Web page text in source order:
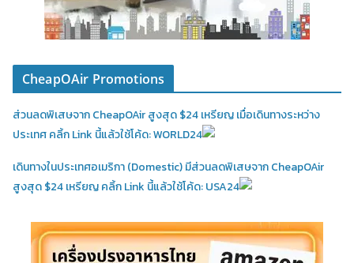
CheapOAir Promotions
ส่วนลดพิเสษจาก CheapOAir สูงสุด $24 เหรียญ เมื่อเดินทางระหว่าง
ประเทศ คลิ้ก Link นี้แล้วใช้โค้ด: WORLD24
เดินทางในประเทศอเมริกา (Domestic)มีส่วนลดพิเสษจาก CheapOAir
สูงสุด $24 เหรียญ คลิ้ก Link นี้แล้วใช้โค้ด: USA24